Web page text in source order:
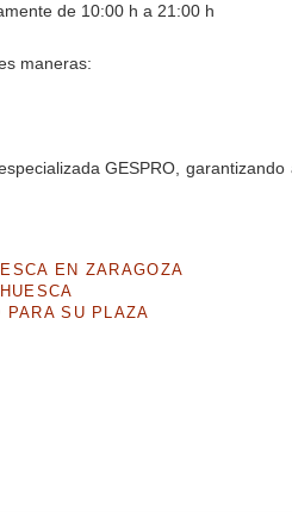
de 10:00 h a 21:00 h
maneras:
GESPRO,
EN ZARAGOZA
PARA SU PLAZA